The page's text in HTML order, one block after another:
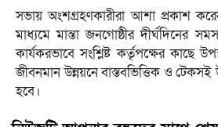
সভায় অংশগ্রহণকারীরা আশা প্রকাশ
মাধ্যমে মান্তা জনগোষ্ঠীর দীর্ঘদিনের
কার্যকরভাবে সংশ্লিষ্ট কর্তৃপক্ষের কাছে
জীবনমান উন্নয়নে বাস্তবভিত্তিক ও
হবে।